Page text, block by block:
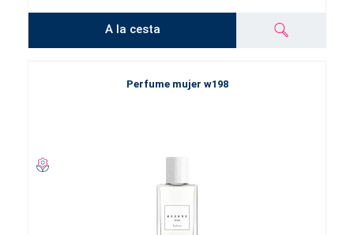
A la cesta
Perfume mujer w198